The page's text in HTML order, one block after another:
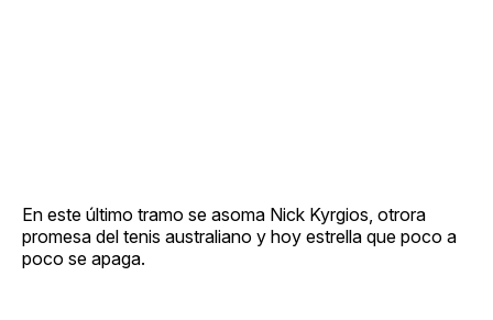
En este último tramo se asoma Nick Kyrgios, otrora
promesa del tenis australiano y hoy estrella que poco a
poco se apaga.